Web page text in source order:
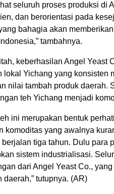
seluruh proses produksi di
dan berorientasi pada
bahagia akan
tambahnya.
keberhasilan Angel Yeast
lokal Yichang yang konsisten
nilai tambah produk daerah.
teh Yichang menjadi
ini merupakan bentuk
komoditas yang awalnya
berjalan tiga tahun. Dulu para
sistem industrialisasi.
dari Angel Yeast Co.,
daerah,” tutupnya. (AR)